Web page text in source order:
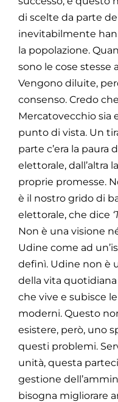
di scelte da parte
inevitabilmente
la popolazione.
sono le cose stesse
Vengono diluite,
consenso. Credo
Mercatovecchio sia
punto di vista. Un
parte c’era la paura
elettorale, dall’altra
proprie promesse.
è il nostro grido di
elettorale, che dice
Non è una visione
Udine come ad
definì. Udine non è
della vita
che vive e subisce
moderni. Questo
esistere, però, uno
questi problemi.
unità, questa
gestione
bisogna migliorare